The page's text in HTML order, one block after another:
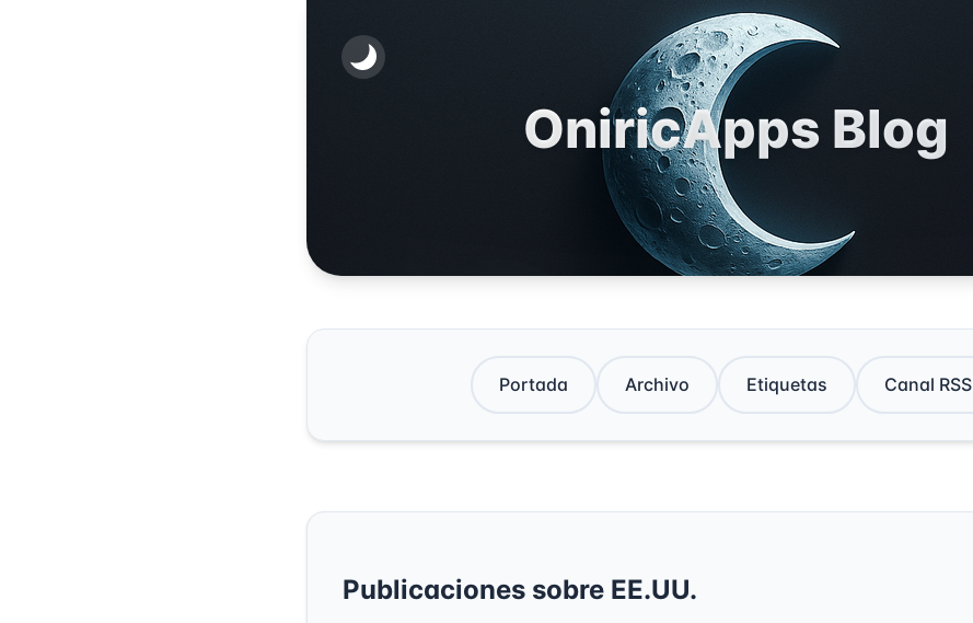
OniricApps Blog
Portada Archivo Etiquetas Canal RSS
Publicaciones sobre EE.UU.